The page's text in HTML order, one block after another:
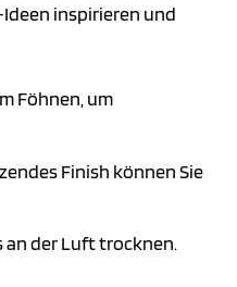
inspirieren und
Föhnen, um
Finish können Sie
an der Luft trocknen.